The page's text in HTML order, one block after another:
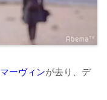
マーヴィンが去り、デ